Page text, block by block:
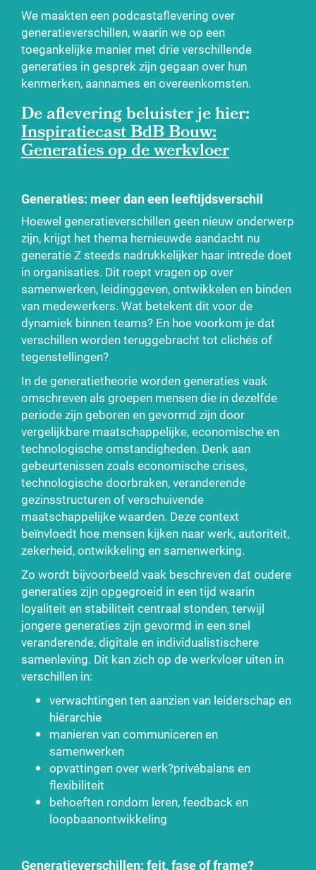
We maakten een podcastaflevering over
generatieverschillen, waarin we op een
toegankelijke manier met drie verschillende
generaties in gesprek zijn gegaan over hun
kenmerken, aannames en overeenkomsten.
De aflevering beluister je hier:
Inspiratiecast BdB Bouw:
Generaties op de werkvloer
Generaties: meer dan een leeftijdsverschil
Hoewel generatieverschillen geen nieuw onderwerp
zijn, krijgt het thema hernieuwde aandacht nu
generatie Z steeds nadrukkelijker haar intrede doet
in organisaties. Dit roept vragen op over
samenwerken, leidinggeven, ontwikkelen en binden
van medewerkers. Wat betekent dit voor de
dynamiek binnen teams? En hoe voorkom je dat
verschillen worden teruggebracht tot clichés of
tegenstellingen?
In de generatietheorie worden generaties vaak
omschreven als groepen mensen die in dezelfde
periode zijn geboren en gevormd zijn door
vergelijkbare maatschappelijke, economische en
technologische omstandigheden. Denk aan
gebeurtenissen zoals economische crises,
technologische doorbraken, veranderende
gezinsstructuren of verschuivende
maatschappelijke waarden. Deze context
beïnvloedt hoe mensen kijken naar werk, autoriteit,
zekerheid, ontwikkeling en samenwerking.
Zo wordt bijvoorbeeld vaak beschreven dat oudere
generaties zijn opgegroeid in een tijd waarin
loyaliteit en stabiliteit centraal stonden, terwijl
jongere generaties zijn gevormd in een snel
veranderende, digitale en individualistischere
samenleving. Dit kan zich op de werkvloer uiten in
verschillen in:
verwachtingen ten aanzien van leiderschap en
hiërarchie
manieren van communiceren en
samenwerken
opvattingen over werk?privébalans en
flexibiliteit
behoeften rondom leren, feedback en
loopbaanontwikkeling
Generatieverschillen: feit, fase of frame?